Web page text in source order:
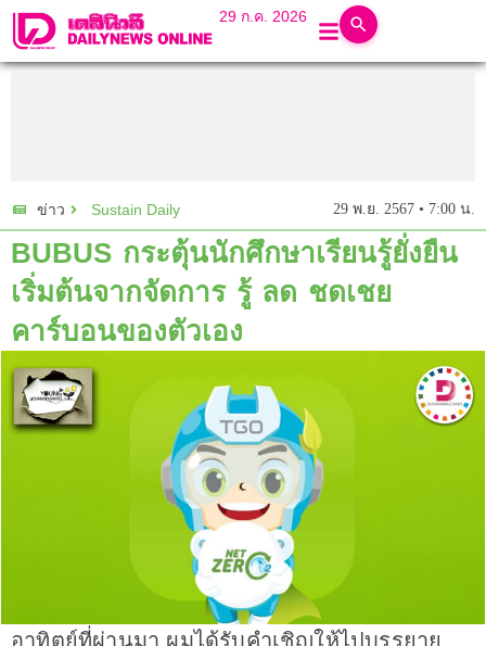
29 ก.ค. 2026
ข่าว Sustain Daily 29 พ.ย. 2567 • 7:00 น.
BUBUS กระตุ้นนักศึกษาเรียนรู้ยั่งยืน
เริ่มต้นจากจัดการ รู้ ลด ชดเชย
คาร์บอนของตัวเอง
อาทิตย์ที่ผ่านมา ผมได้รับคำเชิญให้ไปบรรยาย